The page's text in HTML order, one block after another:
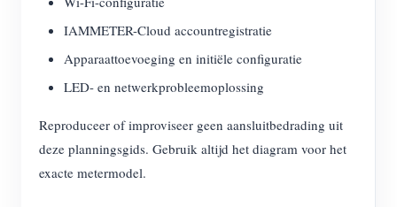
IAMMETER-Cloud accountregistratie
Apparaattoevoeging en initiële configuratie
LED- en netwerkprobleemoplossing
Reproduceer of improviseer geen aansluitbedrading uit
deze planningsgids. Gebruik altijd het diagram voor het
exacte metermodel.